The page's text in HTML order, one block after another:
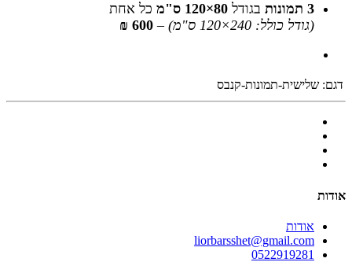
3 תמונות בגודל 80×120 ס"מ
כל אחת
(גודל כולל: 240×120 ס"מ)
–
600 ₪
דגם: שלישית-תמונות-קנבס
אודות
אודות
liorbarsshet@gmail.com
0522919281